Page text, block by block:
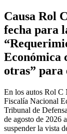
Causa Rol
fecha para
Económica
otras” para
En los autos Rol C
Fiscalía Nacional
Tribunal de
de agosto de 2026
suspender la vista